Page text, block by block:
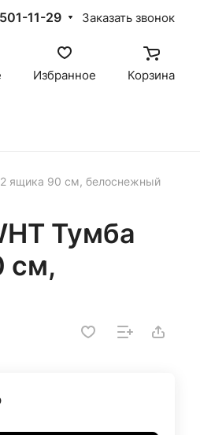
11-29 Заказать звонок
Избранное Корзина
2 ящика 90 см, белоснежный
Тумба
см,